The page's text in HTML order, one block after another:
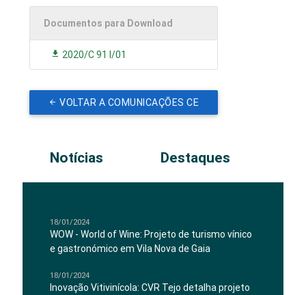
Documentos para Download
2020/C 91 I/01
VOLTAR A COMUNICAÇÕES CE
Notícias Destaques
18/01/2024
WOW - World of Wine: Projeto de turismo vínico
e gastronómico em Vila Nova de Gaia
18/01/2024
Inovação Vitivinícola: CVR Tejo detalha projeto